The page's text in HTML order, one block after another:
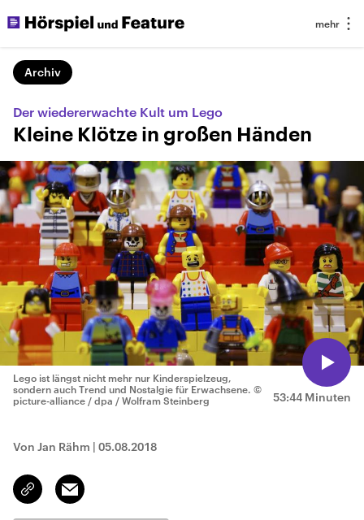
Archiv
Der wiedererwachte Kult um Lego
Kleine Klötze in großen Händen
53:44 Minuten
Lego ist längst nicht mehr nur Kinderspielzeug,
sondern auch Trend und Nostalgie für Erwachsene. ©
picture-alliance / dpa / Wolfram Steinberg
Von Jan Rähm | 05.08.2018
Link
kopieren/teilen
Email